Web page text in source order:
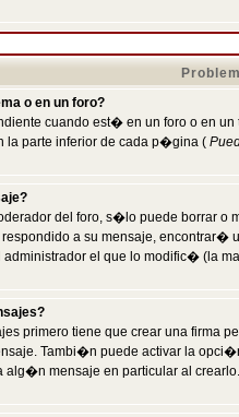
o en un foro?
cuando est� en un foro o en
la parte inferior de cada p�gina (
del foro, s�lo puede borrar o
a su mensaje, encontrar�
administrador el que lo modific� (la
primero tiene que crear una firma
Tambi�n puede activar la
alg�n mensaje en particular al crearlo.